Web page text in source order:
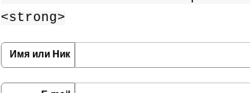
<strong>
Имя или Ник